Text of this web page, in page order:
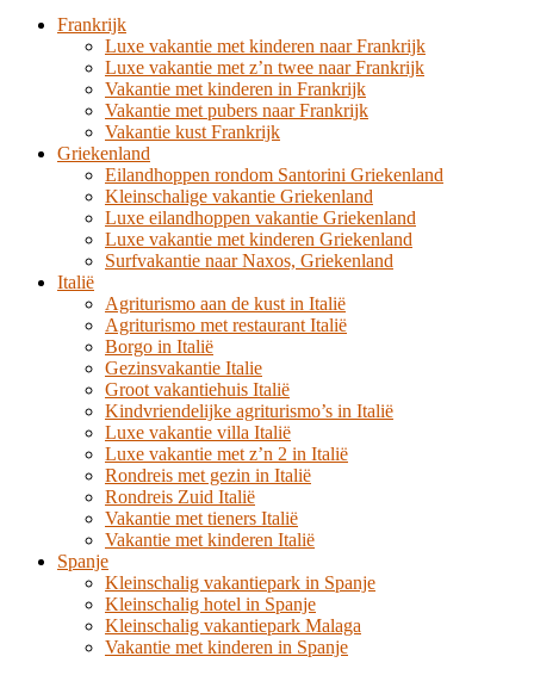
Frankrijk
Luxe vakantie met kinderen naar Frankrijk
Luxe vakantie met z’n twee naar Frankrijk
Vakantie met kinderen in Frankrijk
Vakantie met pubers naar Frankrijk
Vakantie kust Frankrijk
Griekenland
Eilandhoppen rondom Santorini Griekenland
Kleinschalige vakantie Griekenland
Luxe eilandhoppen vakantie Griekenland
Luxe vakantie met kinderen Griekenland
Surfvakantie naar Naxos, Griekenland
Italië
Agriturismo aan de kust in Italië
Agriturismo met restaurant Italië
Borgo in Italië
Gezinsvakantie Italie
Groot vakantiehuis Italië
Kindvriendelijke agriturismo’s in Italië
Luxe vakantie villa Italië
Luxe vakantie met z’n 2 in Italië
Rondreis met gezin in Italië
Rondreis Zuid Italië
Vakantie met tieners Italië
Vakantie met kinderen Italië
Spanje
Kleinschalig vakantiepark in Spanje
Kleinschalig hotel in Spanje
Kleinschalig vakantiepark Malaga
Vakantie met kinderen in Spanje